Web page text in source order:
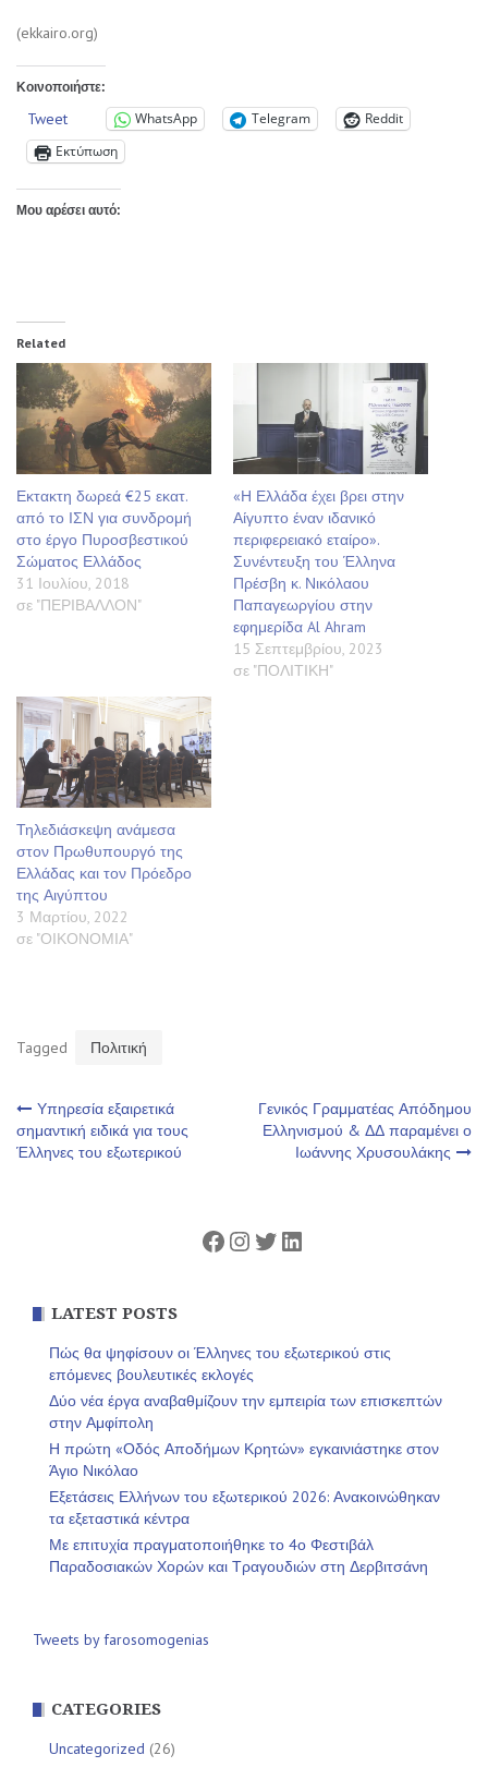
(ekkairo.org)
Κοινοποιήστε:
Tweet WhatsApp Telegram
Reddit
Εκτύπωση
Μου αρέσει αυτό:
Related
Εκτακτη δωρεά €25 εκατ.
από το ΙΣΝ για συνδρομή
στο έργο Πυροσβεστικού
Σώματος Ελλάδος
31 Ιουλίου, 2018
σε "ΠΕΡΙΒΑΛΛΟΝ"
«Η Ελλάδα έχει βρει στην
Αίγυπτο έναν ιδανικό
περιφερειακό εταίρο».
Συνέντευξη του Έλληνα
Πρέσβη κ. Νικόλαου
Παπαγεωργίου στην
εφημερίδα Al Ahram
15 Σεπτεμβρίου, 2023
σε "ΠΟΛΙΤΙΚΗ"
Τηλεδιάσκεψη ανάμεσα
στον Πρωθυπουργό της
Ελλάδας και τον Πρόεδρο
της Αιγύπτου
3 Μαρτίου, 2022
σε "ΟΙΚΟΝΟΜΙΑ"
Tagged Πολιτική
Πλοήγηση
άρθρων
Υπηρεσία εξαιρετικά
σημαντική ειδικά για τους
Έλληνες του εξωτερικού
Γενικός Γραμματέας Απόδημου
Ελληνισμού & ΔΔ παραμένει ο
Ιωάννης Χρυσουλάκης
Facebook
Instagram
Twitter
Linkedin
LATEST POSTS
Πώς θα ψηφίσουν οι Έλληνες του εξωτερικού στις
επόμενες βουλευτικές εκλογές
Δύο νέα έργα αναβαθμίζουν την εμπειρία των επισκεπτών
στην Αμφίπολη
Η πρώτη «Οδός Αποδήμων Κρητών» εγκαινιάστηκε στον
Άγιο Νικόλαο
Εξετάσεις Ελλήνων του εξωτερικού 2026: Ανακοινώθηκαν
τα εξεταστικά κέντρα
Με επιτυχία πραγματοποιήθηκε το 4ο Φεστιβάλ
Παραδοσιακών Χορών και Τραγουδιών στη Δερβιτσάνη
Tweets by farosomogenias
CATEGORIES
Uncategorized (26)